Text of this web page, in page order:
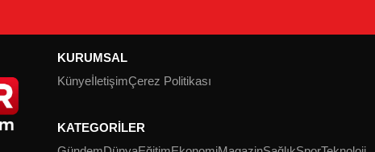
KURUMSAL
KünyeİletişimÇerez Politikası
KATEGORİLER